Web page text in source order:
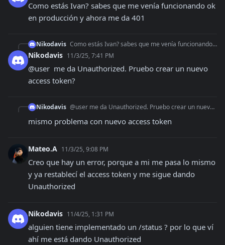
Como estás Ivan? sabes que me venía funcionando ok
en producción y ahora me da 401
Nikodavis Como estás Ivan? sabes que me venía funcionando ok en producción y ahora me da 401
Nikodavis 11/3/25, 7:41 PM
@user  me da Unauthorized. Pruebo crear un nuevo
access token?
Nikodavis @user me da Unauthorized. Pruebo crear un nuevo access token?
mismo problema con nuevo access token
Mateo.A 11/3/25, 9:08 PM
Creo que hay un error, porque a mi me pasa lo mismo
y ya restablecí el access token y me sigue dando
Unauthorized
Nikodavis 11/4/25, 1:31 PM
alguien tiene implementado un /status ? por lo que ví
ahí me está dando Unauthorized